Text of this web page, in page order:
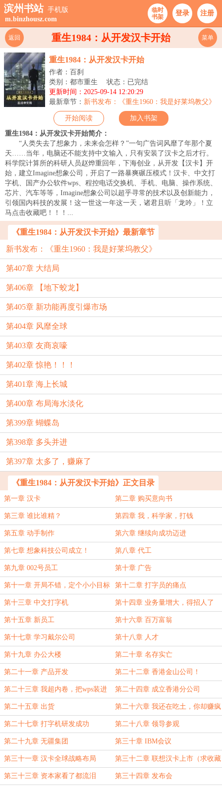
滨州书站 手机版
m.binzhousz.com
临时
书架
登录 注册
重生1984：从开发汉卡开始
返回 菜单
重生1984：从开发汉卡开始
作者：百刹
类别：都市重生
状态：已完结
更新时间：2025-09-14 12:20:29
最新章节： 新书发布：《重生1960：我是好莱坞教父》
开始阅读 加入书架
重生1984：从开发汉卡开始简介：
“人类失去了想象力，未来会怎样？”一句广告词风靡了年那个夏
天……当年，电脑还不能支持中文输入，只有安装了汉卡之后才行。
科学院计算所的科研人员赵烨重回年，下海创业，从开发【汉卡】开
始，建立Imagine想象公司，开启了一路暴爽碾压模式！汉卡、中文打
字机、国产办公软件wps、程控电话交换机、手机、电脑、操作系统、
芯片、汽车等等，Imagine想象公司以超乎寻常的技术以及创新能力，
引领国内科技的发展！这一世这一年这一天，诸君且听「龙吟」！立
马点击收藏吧！！！...
《重生1984：从开发汉卡开始》最新章节
新书发布：《重生1960：我是好莱坞教父》
第407章 大结局
第406章 【地下蛟龙】
第405章 新功能再度引爆市场
第404章 风靡全球
第403章 友商哀嚎
第402章 惊艳！！！
第401章 海上长城
第400章 布局海水淡化
第399章 蝴蝶岛
第398章 多头并进
第397章 太多了，赚麻了
《重生1984：从开发汉卡开始》正文目录
第一章 汉卡 第二章 购买意向书
第三章 谁比谁精？ 第四章 我，科学家，打钱
第五章 动手制作 第六章 继续向成功迈进
第七章 想象科技公司成立！ 第八章 代工
第九章 002号员工 第十章 广告
第十一章 开局不错，定个小小目标 第十二章 打字员的痛点
第十三章 中文打字机 第十四章 业务量增大，得招人了
第十五章 新员工 第十六章 百万富翁
第十七章 学习戴尔公司 第十八章 人才
第十九章 办公大楼 第二十章 名存实亡
第二十一章 产品开发 第二十二章 香港金山公司！
第二十三章 我超内卷，把wps装进
汉卡
第二十四章 成立香港分公司
第二十五章 出货 第二十六章 我还在吃土，你却赚疯
了
第二十七章 打字机研发成功 第二十八章 领导参观
第二十九章 无疆集团 第三十章 IBM会议
第三十一章 汉卡全球战略布局 第三十二章 联想汉卡上市（求收藏
求追读）
第三十三章 资本家看了都流泪 第三十四章 发布会